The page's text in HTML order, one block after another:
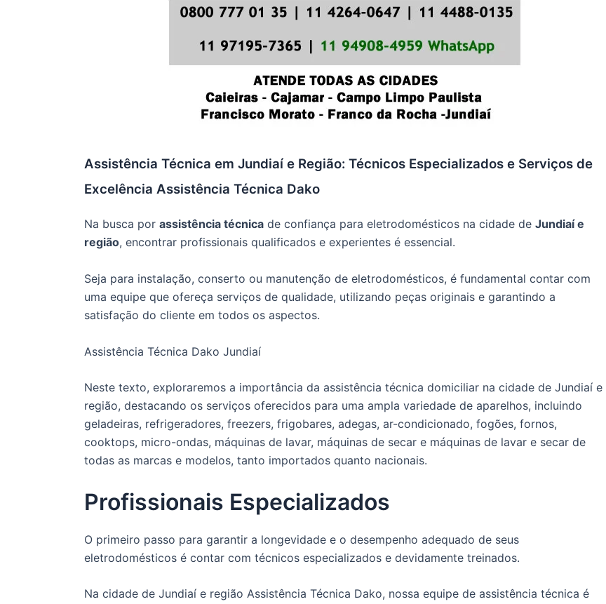
Assistência Técnica em Jundiaí e Região: Técnicos Especializados e Serviços de
Excelência Assistência Técnica Dako
Na busca por assistência técnica de confiança para eletrodomésticos na cidade de Jundiaí e
região, encontrar profissionais qualificados e experientes é essencial.
Seja para instalação, conserto ou manutenção de eletrodomésticos, é fundamental contar com
uma equipe que ofereça serviços de qualidade, utilizando peças originais e garantindo a
satisfação do cliente em todos os aspectos.
Assistência Técnica Dako Jundiaí
Neste texto, exploraremos a importância da assistência técnica domiciliar na cidade de Jundiaí e
região, destacando os serviços oferecidos para uma ampla variedade de aparelhos, incluindo
geladeiras, refrigeradores, freezers, frigobares, adegas, ar-condicionado, fogões, fornos,
cooktops, micro-ondas, máquinas de lavar, máquinas de secar e máquinas de lavar e secar de
todas as marcas e modelos, tanto importados quanto nacionais.
Profissionais Especializados
O primeiro passo para garantir a longevidade e o desempenho adequado de seus
eletrodomésticos é contar com técnicos especializados e devidamente treinados.
Na cidade de Jundiaí e região Assistência Técnica Dako, nossa equipe de assistência técnica é